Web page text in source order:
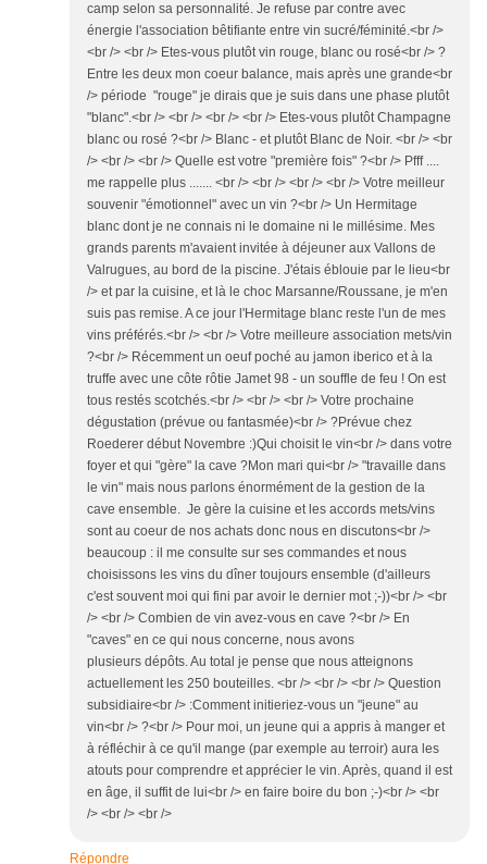
camp selon sa personnalité. Je refuse par contre avec
énergie l'association bêtifiante entre vin sucré/féminité.<br />
<br /> <br /> Etes-vous plutôt vin rouge, blanc ou rosé<br /> ?
Entre les deux mon coeur balance, mais après une grande<br
/> période "rouge" je dirais que je suis dans une phase plutôt
"blanc".<br /> <br /> <br /> <br /> Etes-vous plutôt Champagne
blanc ou rosé ?<br /> Blanc - et plutôt Blanc de Noir. <br /> <br
/> <br /> <br /> Quelle est votre "première fois" ?<br /> Pfff ....
me rappelle plus ....... <br /> <br /> <br /> <br /> Votre meilleur
souvenir "émotionnel" avec un vin ?<br /> Un Hermitage
blanc dont je ne connais ni le domaine ni le millésime. Mes
grands parents m'avaient invitée à déjeuner aux Vallons de
Valrugues, au bord de la piscine. J'étais éblouie par le lieu<br
/> et par la cuisine, et là le choc Marsanne/Roussane, je m'en
suis pas remise. A ce jour l'Hermitage blanc reste l'un de mes
vins préférés.<br /> <br /> Votre meilleure association mets/vin
?<br /> Récemment un oeuf poché au jamon iberico et à la
truffe avec une côte rôtie Jamet 98 - un souffle de feu ! On est
tous restés scotchés.<br /> <br /> <br /> Votre prochaine
dégustation (prévue ou fantasmée)<br /> ?Prévue chez
Roederer début Novembre :)Qui choisit le vin<br /> dans votre
foyer et qui "gère" la cave ?Mon mari qui<br /> "travaille dans
le vin" mais nous parlons énormément de la gestion de la
cave ensemble. Je gère la cuisine et les accords mets/vins
sont au coeur de nos achats donc nous en discutons<br />
beaucoup : il me consulte sur ses commandes et nous
choisissons les vins du dîner toujours ensemble (d'ailleurs
c'est souvent moi qui fini par avoir le dernier mot ;-))<br /> <br
/> <br /> Combien de vin avez-vous en cave ?<br /> En
"caves" en ce qui nous concerne, nous avons
plusieurs dépôts. Au total je pense que nous atteignons
actuellement les 250 bouteilles. <br /> <br /> <br /> Question
subsidiaire<br /> :Comment initieriez-vous un "jeune" au
vin<br /> ?<br /> Pour moi, un jeune qui a appris à manger et
à réfléchir à ce qu'il mange (par exemple au terroir) aura les
atouts pour comprendre et apprécier le vin. Après, quand il est
en âge, il suffit de lui<br /> en faire boire du bon ;-)<br /> <br
/> <br /> <br />
Répondre